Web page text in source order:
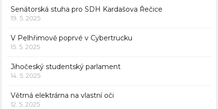
Senátorská stuha pro SDH Kardašova Řečice
19. 5. 2025
V Pelhřimově poprvé v Cybertrucku
15. 5. 2025
Jihočeský studentský parlament
14. 5. 2025
Větrná elektrárna na vlastní oči
12. 5. 2025